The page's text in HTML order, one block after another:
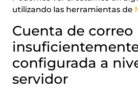
utilizando las herramientas de
Cuenta de correo
configurada a
servidor